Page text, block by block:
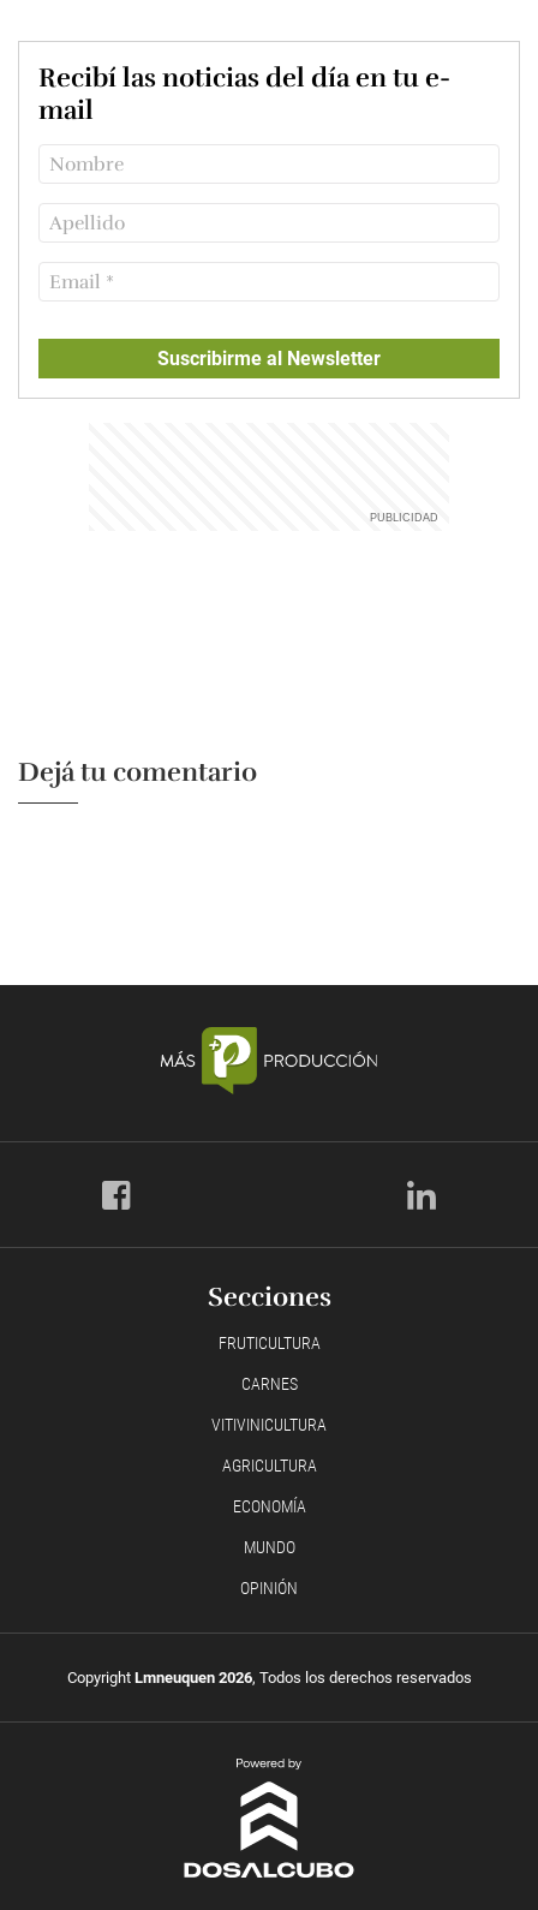
Recibí las noticias del día en tu e-
mail
Suscribirme al Newsletter
Dejá tu comentario
Secciones
FRUTICULTURA
CARNES
VITIVINICULTURA
AGRICULTURA
ECONOMÍA
MUNDO
OPINIÓN
Copyright Lmneuquen 2026, Todos los derechos reservados